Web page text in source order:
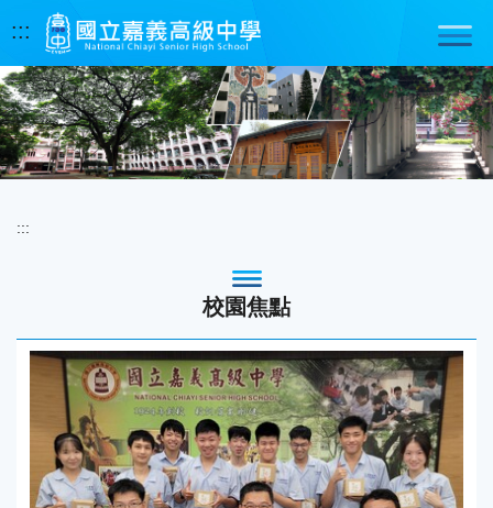
到
要
內
容
區
:::
:::
校園焦點